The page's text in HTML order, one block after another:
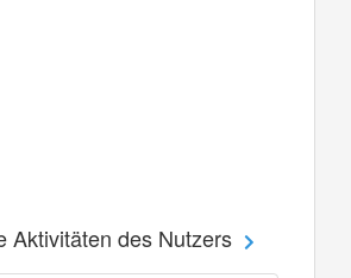
Aktivitäten des Nutzers